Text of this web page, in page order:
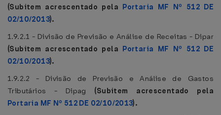
(Subitem acrescentado pela Portaria MF Nº 512 DE
02/10/2013).
1.9.2.1 - Divisão de Previsão e Análise de Receitas - Dipar
(Subitem acrescentado pela Portaria MF Nº 512 DE
02/10/2013).
1.9.2.2 - Divisão de Previsão e Análise de Gastos
Tributários - Dipag (Subitem acrescentado pela
Portaria MF Nº 512 DE 02/10/2013).